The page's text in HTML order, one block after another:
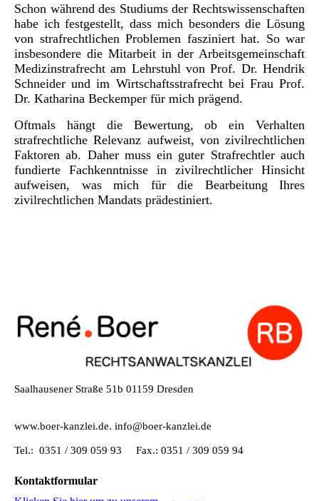
Schon während des Studiums der Rechtswissenschaften
habe ich festgestellt, dass mich besonders die Lösung
von strafrechtlichen Problemen fasziniert hat. So war
insbesondere die Mitarbeit in der Arbeitsgemeinschaft
Medizinstrafrecht am Lehrstuhl von Prof. Dr. Hendrik
Schneider und im Wirtschaftsstrafrecht bei Frau Prof.
Dr. Katharina Beckemper für mich prägend.
Oftmals hängt die Bewertung, ob ein Verhalten
strafrechtliche Relevanz aufweist, von zivilrechtlichen
Faktoren ab. Daher muss ein guter Strafrechtler auch
fundierte Fachkenntnisse in zivilrechtlicher Hinsicht
aufweisen, was mich für die Bearbeitung Ihres
zivilrechtlichen Mandats prädestiniert.
Saalhausener Straße 51b 01159 Dresden
www.boer-kanzlei.de. info@boer-kanzlei.de
Tel.: 0351 / 309 059 93 Fax.: 0351 / 309 059 94
Kontaktformular